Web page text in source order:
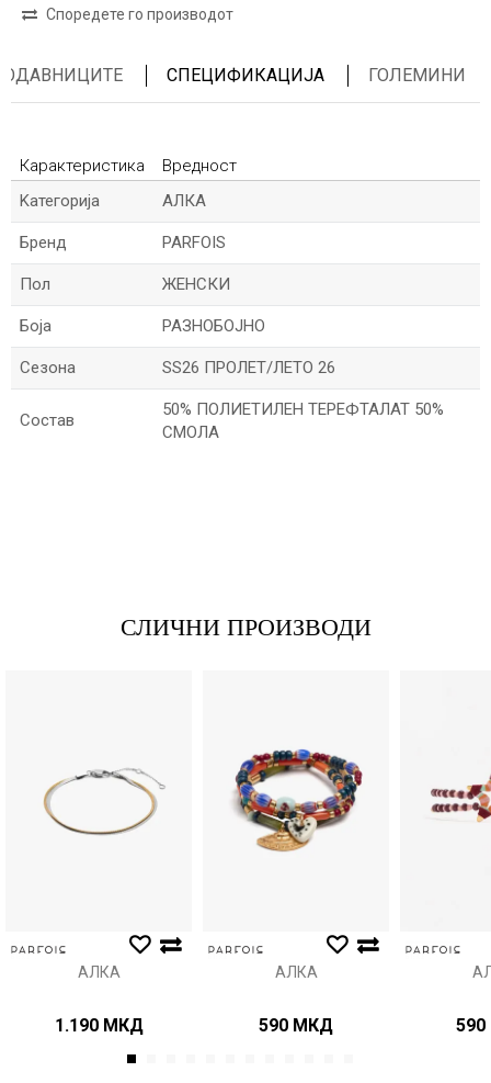
Споредете го производот
СПЕЦИФИКАЦИЈА ГОЛЕМИНИ
Карактеристика
Вредност
Kатегорија
АЛКА
Бренд PARFOIS
Пол ЖЕНСКИ
Боја РАЗНОБОЈНО
Сезона SS26 ПРОЛЕТ/ЛЕТО 26
Состав
50% ПОЛИЕТИЛЕН ТЕРЕФТАЛАТ 50%
СМОЛА
Анти спам заштита - пресметајте колку е 6 - 1 :
СЛИЧНИ ПРОИЗВОДИ
АЛКА
1.190 МКД
АЛКА
590 МКД 590
1